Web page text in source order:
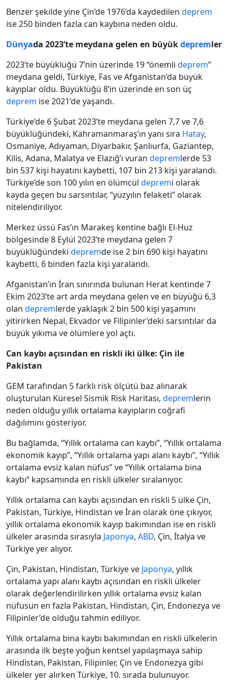
Benzer şekilde yine Çin’de 1976’da kaydedilen deprem
ise 250 binden fazla can kaybına neden oldu.
Dünyada 2023’te meydana gelen en büyükdepremler
2023’te büyüklüğü 7’nin üzerinde 19 “önemli deprem”
meydana geldi, Türkiye, Fas ve Afganistan’da büyük
kayıplar oldu. Büyüklüğü 8’in üzerinde en son üç
deprem ise 2021’de yaşandı.
Türkiye’de 6 Şubat 2023’te meydana gelen 7,7 ve 7,6
büyüklüğündeki, Kahramanmaraş’ın yanı sıra Hatay,
Osmaniye, Adıyaman, Diyarbakır, Şanlıurfa, Gaziantep,
Kilis, Adana, Malatya ve Elazığ’ı vuran depremlerde 53
bin 537 kişi hayatını kaybetti, 107 bin 213 kişi yaralandı.
Türkiye’de son 100 yılın en ölümcül depremi olarak
kayda geçen bu sarsıntılar, “yüzyılın felaketi” olarak
nitelendiriliyor.
Merkez üssü Fas’ın Marakeş kentine bağlı El-Huz
bölgesinde 8 Eylül 2023’te meydana gelen 7
büyüklüğündeki depremde ise 2 bin 690 kişi hayatını
kaybetti, 6 binden fazla kişi yaralandı.
Afganistan’ın İran sınırında bulunan Herat kentinde 7
Ekim 2023’te art arda meydana gelen ve en büyüğü 6,3
olan depremlerde yaklaşık 2 bin 500 kişi yaşamını
yitirirken Nepal, Ekvador ve Filipinler’deki sarsıntılar da
büyük yıkıma ve ölümlere yol açtı.
Can kaybı açısından en riskli iki ülke: Çin ile
Pakistan
GEM tarafından 5 farklı risk ölçütü baz alınarak
oluşturulan Küresel Sismik Risk Haritası, depremlerin
neden olduğu yıllık ortalama kayıpların coğrafi
dağılımını gösteriyor.
Bu bağlamda, “Yıllık ortalama can kaybı”, “Yıllık ortalama
ekonomik kayıp”, “Yıllık ortalama yapı alanı kaybı”, “Yıllık
ortalama evsiz kalan nüfus” ve “Yıllık ortalama bina
kaybı” kapsamında en riskli ülkeler sıralanıyor.
Yıllık ortalama can kaybı açısından en riskli 5 ülke Çin,
Pakistan, Türkiye, Hindistan ve İran olarak öne çıkıyor,
yıllık ortalama ekonomik kayıp bakımından ise en riskli
ülkeler arasında sırasıyla Japonya, ABD, Çin, İtalya ve
Türkiye yer alıyor.
Çin, Pakistan, Hindistan, Türkiye ve Japonya, yıllık
ortalama yapı alanı kaybı açısından en riskli ülkeler
olarak değerlendirilirken yıllık ortalama evsiz kalan
nüfusun en fazla Pakistan, Hindistan, Çin, Endonezya ve
Filipinler’de olduğu tahmin ediliyor.
Yıllık ortalama bina kaybı bakımından en riskli ülkelerin
arasında ilk beşte yoğun kentsel yapılaşmaya sahip
Hindistan, Pakistan, Filipinler, Çin ve Endonezya gibi
ülkeler yer alırken Türkiye, 10. sırada bulunuyor.